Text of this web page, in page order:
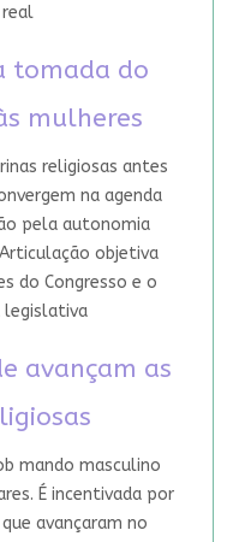
real
tomada do
mulheres
religiosas antes
na agenda
pela autonomia
objetiva
do Congresso e o
avançam as
mando masculino
É incentivada por
avançaram no